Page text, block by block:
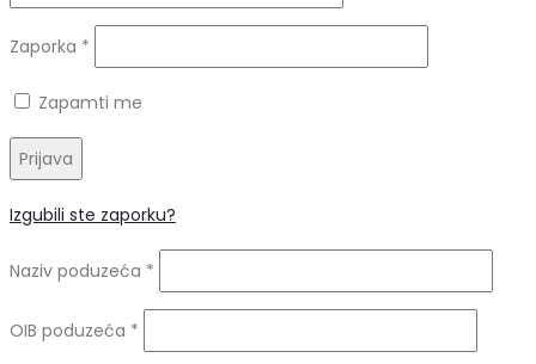
Zaporka *
Zapamti me
Prijava
Izgubili ste zaporku?
Naziv poduzeća *
OIB poduzeća *